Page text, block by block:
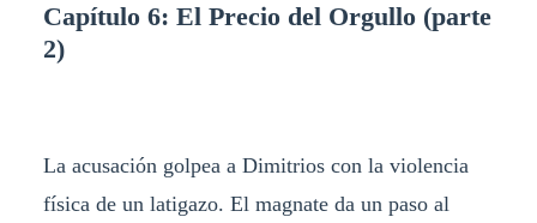
Capítulo 6: El Precio del Orgullo (parte
2)
La acusación golpea a Dimitrios con la violencia
física de un latigazo. El magnate da un paso al